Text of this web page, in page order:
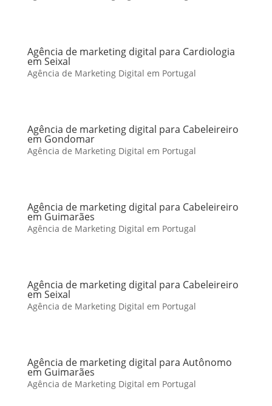
Agência de marketing digital para Cardiologia
em Seixal
Agência de Marketing Digital em Portugal
Agência de marketing digital para Cabeleireiro
em Gondomar
Agência de Marketing Digital em Portugal
Agência de marketing digital para Cabeleireiro
em Guimarães
Agência de Marketing Digital em Portugal
Agência de marketing digital para Cabeleireiro
em Seixal
Agência de Marketing Digital em Portugal
Agência de marketing digital para Autônomo
em Guimarães
Agência de Marketing Digital em Portugal